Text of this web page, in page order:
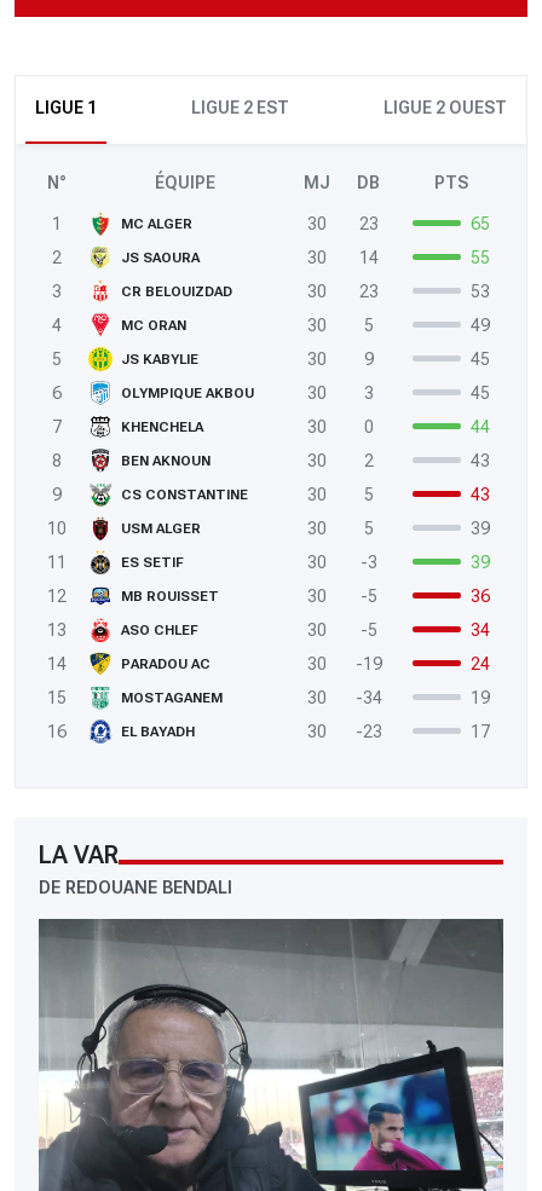
LIGUE 1 LIGUE 2 EST LIGUE 2 OUEST
N° ÉQUIPE MJ DB PTS
1 MC ALGER 30 23
65
2
JS SAOURA 30 14
55
3
CR BELOUIZDAD 30 23
53
4
MC ORAN 30 5
49
5
JS KABYLIE 30 9
45
6
OLYMPIQUE AKBOU 30 3
45
7
KHENCHELA 30 0
44
8
BEN AKNOUN 30 2
43
9
CS CONSTANTINE 30 5
43
10
USM ALGER 30 5
39
11
ES SETIF 30 -3
39
12
MB ROUISSET 30 -5
36
13
ASO CHLEF 30 -5
34
14
PARADOU AC 30 -19
24
15
MOSTAGANEM 30 -34
19
16
EL BAYADH 30 -23 17
LA VAR
DE REDOUANE BENDALI